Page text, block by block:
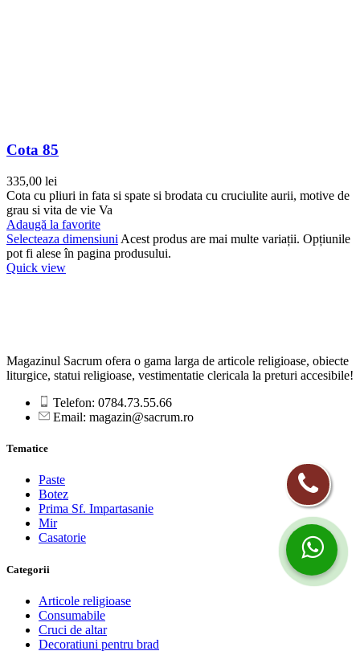
Cota 85
335,00 lei
Cota cu pliuri in fata si spate si brodata cu cruciulite aurii, motive de
grau si vita de vie Va
Adaugă la favorite
Selecteaza dimensiuni Acest produs are mai multe variații. Opțiunile
pot fi alese în pagina produsului.
Quick view
Magazinul Sacrum ofera o gama larga de articole religioase, obiecte
liturgice, statui religioase, vestimentatie clericala la preturi accesibile!
Telefon: 0784.73.55.66
Email: magazin@sacrum.ro
Tematice
Paste
Botez
Prima Sf. Impartasanie
Mir
Casatorie
Categorii
Articole religioase
Consumabile
Cruci de altar
Decoratiuni pentru brad